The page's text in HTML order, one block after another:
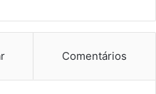
Comentários